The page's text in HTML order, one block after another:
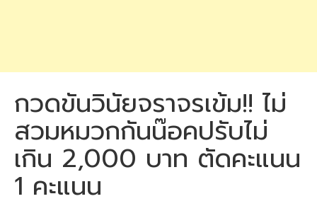
กวดขันวินัยจราจรเข้ม!! ไม่
สวมหมวกกันน๊อคปรับไม่
เกิน 2,000 บาท ตัดคะแนน
1 คะแนน